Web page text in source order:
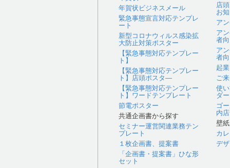
年賀状ビジネスメール
緊急事態宣言対応テンプレ
ート
新型コロナウィルス感染拡
大防止対策ポスター
【緊急事態対応テンプレー
ト】
【緊急事態対応テンプレー
ト】店頭ポスタ―
【緊急事態対応テンプレー
ト】ワードテンプレート
節電ポスター
共通企画書から探す
セミナー運営関連業務テン
プレート
１枚企画書、提案書
「企画書・提案書」ひな形
セット
店
お
ア
ア
者
ア
者
起
ご
使
ダー
ゴ
内
壁紙
カ
デ